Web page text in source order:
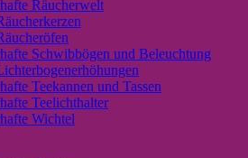
Räucherwelt
Schwibbögen und Beleuchtung
Teekannen und Tassen
Teelichthalter
Wichtel